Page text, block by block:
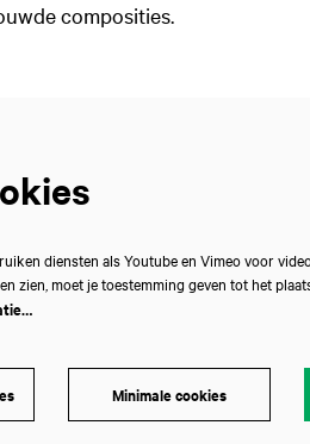
composities.
diensten als Youtube en Vimeo voor
zien, moet je toestemming geven tot het
Minimale cookies